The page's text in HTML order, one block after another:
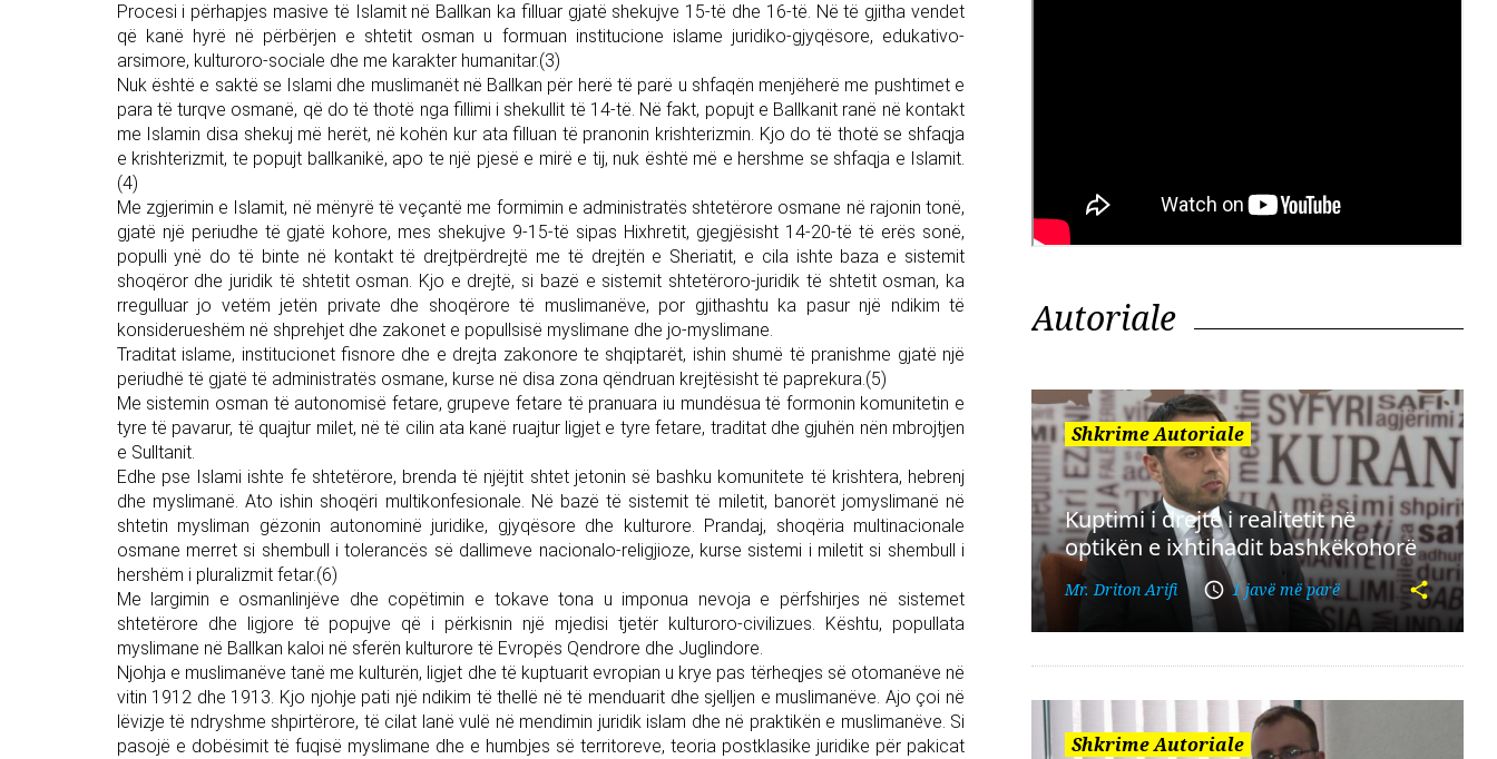
Procesi i përhapjes masive të Islamit në Ballkan ka filluar gjatë shekujve 15-të dhe 16-të. Në të gjitha vendet
që kanë hyrë në përbërjen e shtetit osman u formuan institucione islame juridiko-gjyqësore, edukativo-
arsimore, kulturoro-sociale dhe me karakter humanitar.(3)
Nuk është e saktë se Islami dhe muslimanët në Ballkan për herë të parë u shfaqën menjëherë me pushtimet e
para të turqve osmanë, që do të thotë nga fillimi i shekullit të 14-të. Në fakt, popujt e Ballkanit ranë në kontakt
me Islamin disa shekuj më herët, në kohën kur ata filluan të pranonin krishterizmin. Kjo do të thotë se shfaqja
e krishterizmit, te popujt ballkanikë, apo te një pjesë e mirë e tij, nuk është më e hershme se shfaqja e Islamit.
(4)
Me zgjerimin e Islamit, në mënyrë të veçantë me formimin e administratës shtetërore osmane në rajonin tonë,
gjatë një periudhe të gjatë kohore, mes shekujve 9-15-të sipas Hixhretit, gjegjësisht 14-20-të të erës sonë,
populli ynë do të binte në kontakt të drejtpërdrejtë me të drejtën e Sheriatit, e cila ishte baza e sistemit
shoqëror dhe juridik të shtetit osman. Kjo e drejtë, si bazë e sistemit shtetëroro-juridik të shtetit osman, ka
rregulluar jo vetëm jetën private dhe shoqërore të muslimanëve, por gjithashtu ka pasur një ndikim të
konsiderueshëm në shprehjet dhe zakonet e popullsisë myslimane dhe jo-myslimane.
Traditat islame, institucionet fisnore dhe e drejta zakonore te shqiptarët, ishin shumë të pranishme gjatë një
periudhë të gjatë të administratës osmane, kurse në disa zona qëndruan krejtësisht të paprekura.(5)
Me sistemin osman të autonomisë fetare, grupeve fetare të pranuara iu mundësua të formonin komunitetin e
tyre të pavarur, të quajtur milet, në të cilin ata kanë ruajtur ligjet e tyre fetare, traditat dhe gjuhën nën mbrojtjen
e Sulltanit.
Edhe pse Islami ishte fe shtetërore, brenda të njëjtit shtet jetonin së bashku komunitete të krishtera, hebrenj
dhe myslimanë. Ato ishin shoqëri multikonfesionale. Në bazë të sistemit të miletit, banorët jomyslimanë në
shtetin mysliman gëzonin autonominë juridike, gjyqësore dhe kulturore. Prandaj, shoqëria multinacionale
osmane merret si shembull i tolerancës së dallimeve nacionalo-religjioze, kurse sistemi i miletit si shembull i
hershëm i pluralizmit fetar.(6)
Me largimin e osmanlinjëve dhe copëtimin e tokave tona u imponua nevoja e përfshirjes në sistemet
shtetërore dhe ligjore të popujve që i përkisnin një mjedisi tjetër kulturoro-civilizues. Kështu, popullata
myslimane në Ballkan kaloi në sferën kulturore të Evropës Qendrore dhe Juglindore.
Njohja e muslimanëve tanë me kulturën, ligjet dhe të kuptuarit evropian u krye pas tërheqjes së otomanëve në
vitin 1912 dhe 1913. Kjo njohje pati një ndikim të thellë në të menduarit dhe sjelljen e muslimanëve. Ajo çoi në
lëvizje të ndryshme shpirtërore, të cilat lanë vulë në mendimin juridik islam dhe në praktikën e muslimanëve. Si
pasojë e dobësimit të fuqisë myslimane dhe e humbjes së territoreve, teoria postklasike juridike për pakicat
Autoriale
Shkrime Autoriale
Kuptimi i drejtë i realitetit në
optikën e ixhtihadit bashkëkohorë
Mr. Driton Arifi 1 javë më parë
Shkrime Autoriale